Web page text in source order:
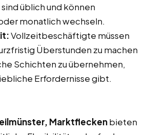
üblich und können
monatlich wechseln.
Vollzeitbeschäftigte müssen
Überstunden zu machen
Schichten zu übernehmen,
Erfordernisse gibt.
Marktfleckenbieten